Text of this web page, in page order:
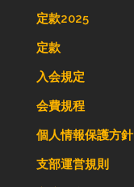
定款2025
定款
入会規定
会費規程
個人情報保護方針
支部運営規則